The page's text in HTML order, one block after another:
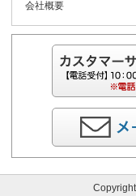
会社概要